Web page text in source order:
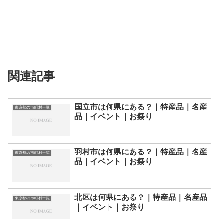
関連記事
東京都の市町村一覧
国立市は何県にある？｜特産品｜名産
品｜イベント｜お祭り
東京都の市町村一覧
羽村市は何県にある？｜特産品｜名産
品｜イベント｜お祭り
東京都の市町村一覧
北区は何県にある？｜特産品｜名産品
｜イベント｜お祭り